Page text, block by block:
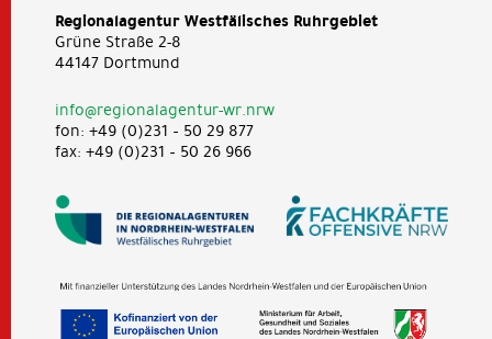
Regionalagentur Westfälisches Ruhrgebiet
Grüne Straße 2-8
44147 Dortmund
info@regionalagentur-wr.nrw
fon: +49 (0)231 – 50 29 877
fax: +49 (0)231 – 50 26 966